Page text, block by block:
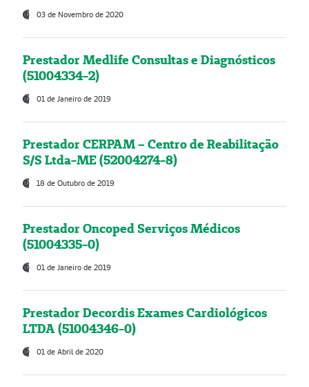
03 de Novembro de 2020
Prestador Medlife Consultas e Diagnósticos
(51004334-2)
01 de Janeiro de 2019
Prestador CERPAM – Centro de Reabilitação
S/S Ltda-ME (52004274-8)
18 de Outubro de 2019
Prestador Oncoped Serviços Médicos
(51004335-0)
01 de Janeiro de 2019
Prestador Decordis Exames Cardiológicos
LTDA (51004346-0)
01 de Abril de 2020